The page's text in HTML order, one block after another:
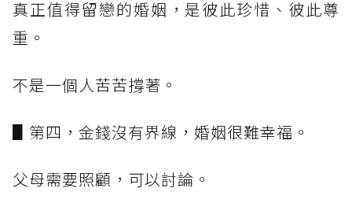
真正值得留戀的婚姻，是彼此珍惜、彼此尊
重。
不是一個人苦苦撐著。
▋第四，金錢沒有界線，婚姻很難幸福。
父母需要照顧，可以討論。